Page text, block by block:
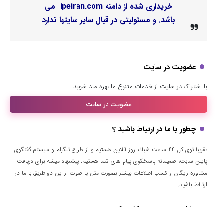
خریداری شده از دامنه ipeiran.com می
باشد. و مسئولیتی در قبال سایر سایتها ندارد
عضویت در سایت
با اشتراک در سایت از خدمات متنوع ما بهره مند شوید …
عضویت در سایت
چطور با ما در ارتباط باشید ؟
تقریبا توی کل 24 ساعت شبانه روز آنلاین هستیم و از طریق تلگرام و سیستم گفتگوی
پایین سایت، صمیمانه پاسخگوی پیام های شما هستیم. پیشنهاد میشه برای دریافت
مشاوره رایگان و کسب اطلاعات بیشتر بصورت متن یا صوت از این دو طریق با ما در
ارتباط باشید.